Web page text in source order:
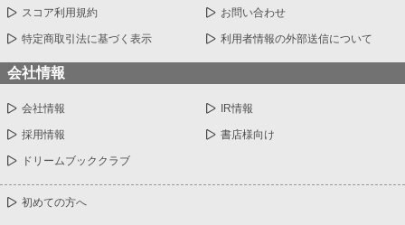
スコア利用規約 お問い合わせ
特定商取引法に基づく表示 利用者情報の外部送信について
会社情報
会社情報 IR情報
採用情報 書店様向け
ドリームブッククラブ
初めての方へ